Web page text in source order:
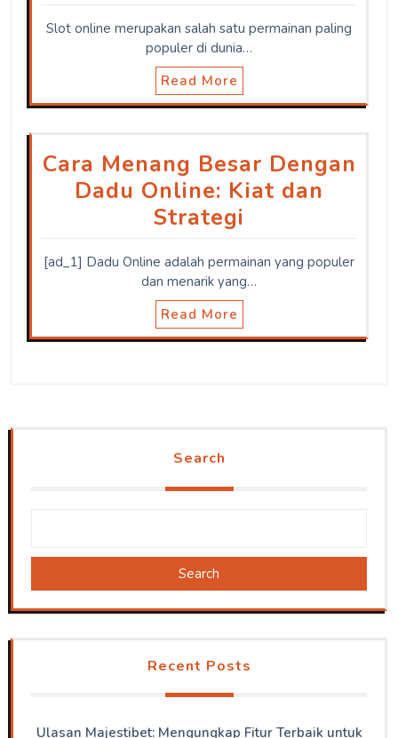
Slot online merupakan salah satu permainan paling
populer di dunia…
Read More
Cara Menang Besar Dengan
Dadu Online: Kiat dan
Strategi
[ad_1] Dadu Online adalah permainan yang populer
dan menarik yang…
Read More
Search
Search
Recent Posts
Ulasan Majestibet: Mengungkap Fitur Terbaik untuk